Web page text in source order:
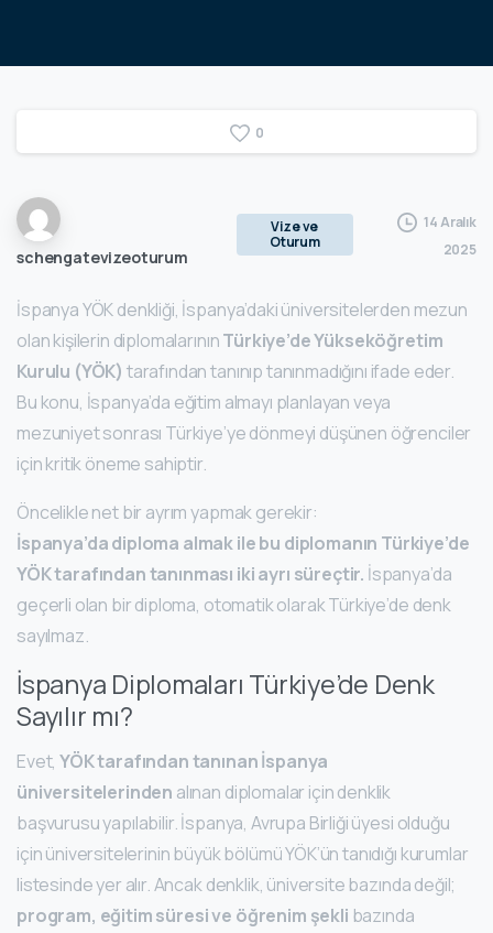
0
schengatevizeoturum
Vize ve
Oturum
14 Aralık
2025
İspanya YÖK denkliği, İspanya’daki üniversitelerden mezun
olan kişilerin diplomalarınınTürkiye’de Yükseköğretim
Kurulu (YÖK) tarafından tanınıp tanınmadığını ifade eder.
Bu konu, İspanya’da eğitim almayı planlayan veya
mezuniyet sonrası Türkiye’ye dönmeyi düşünen öğrenciler
için kritik öneme sahiptir.
Öncelikle net bir ayrım yapmak gerekir:
İspanya’da diploma almak ile bu diplomanın Türkiye’de
YÖK tarafından tanınması iki ayrı süreçtir. İspanya’da
geçerli olan bir diploma, otomatik olarak Türkiye’de denk
sayılmaz.
İspanya Diplomaları Türkiye’de Denk
Sayılır mı?
Evet,YÖK tarafından tanınan İspanya
üniversitelerinden alınan diplomalar için denklik
başvurusu yapılabilir. İspanya, Avrupa Birliği üyesi olduğu
için üniversitelerinin büyük bölümü YÖK’ün tanıdığı kurumlar
listesinde yer alır. Ancak denklik, üniversite bazında değil;
program, eğitim süresi ve öğrenim şekli bazında